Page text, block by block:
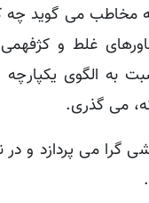
مخاطب می گوید
غلط و
الگوی یکپارچه
می گذری.
می پردازد و در